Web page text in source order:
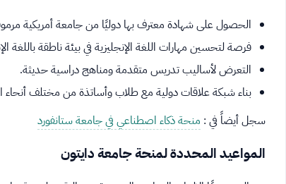
الحصول على شهادة معترف بها دوليًا من جامعة أمريكية
فرصة لتحسين مهارات اللغة الإنجليزية في بيئة ناطقة باللغة
التعرض لأساليب تدريس متقدمة ومناهج دراسية حديثة.
بناء شبكة علاقات دولية مع طلاب وأساتذة من مختلف أنحاء
سجل أيضاً في : منحة ذكاء اصطناعي في جامعة ستانفورد
المواعيد المحددة لمنحة جامعة دايتون